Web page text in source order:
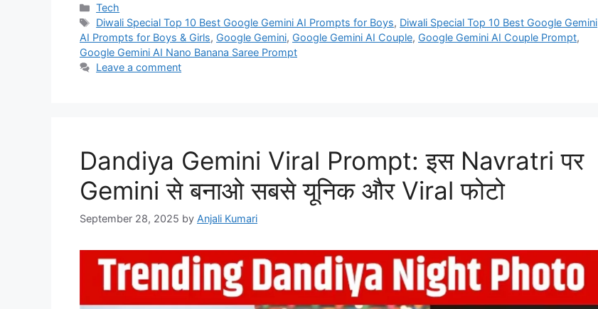
Categories
Tech
Tags
Diwali Special Top 10 Best Google Gemini AI Prompts for Boys, Diwali Special Top 10 Best Google Gemini
AI Prompts for Boys & Girls, Google Gemini, Google Gemini AI Couple, Google Gemini AI Couple Prompt,
Google Gemini AI Nano Banana Saree Prompt
Leave a comment
Dandiya Gemini Viral Prompt: इस Navratri पर
Gemini से बनाओ सबसे यूनिक और Viral फोटो
September 28, 2025 by Anjali Kumari